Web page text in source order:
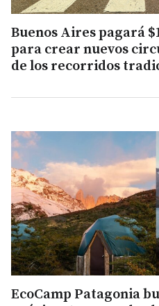
Buenos Aires pagará
para crear nuevos
de los recorridos
EcoCamp Patagonia